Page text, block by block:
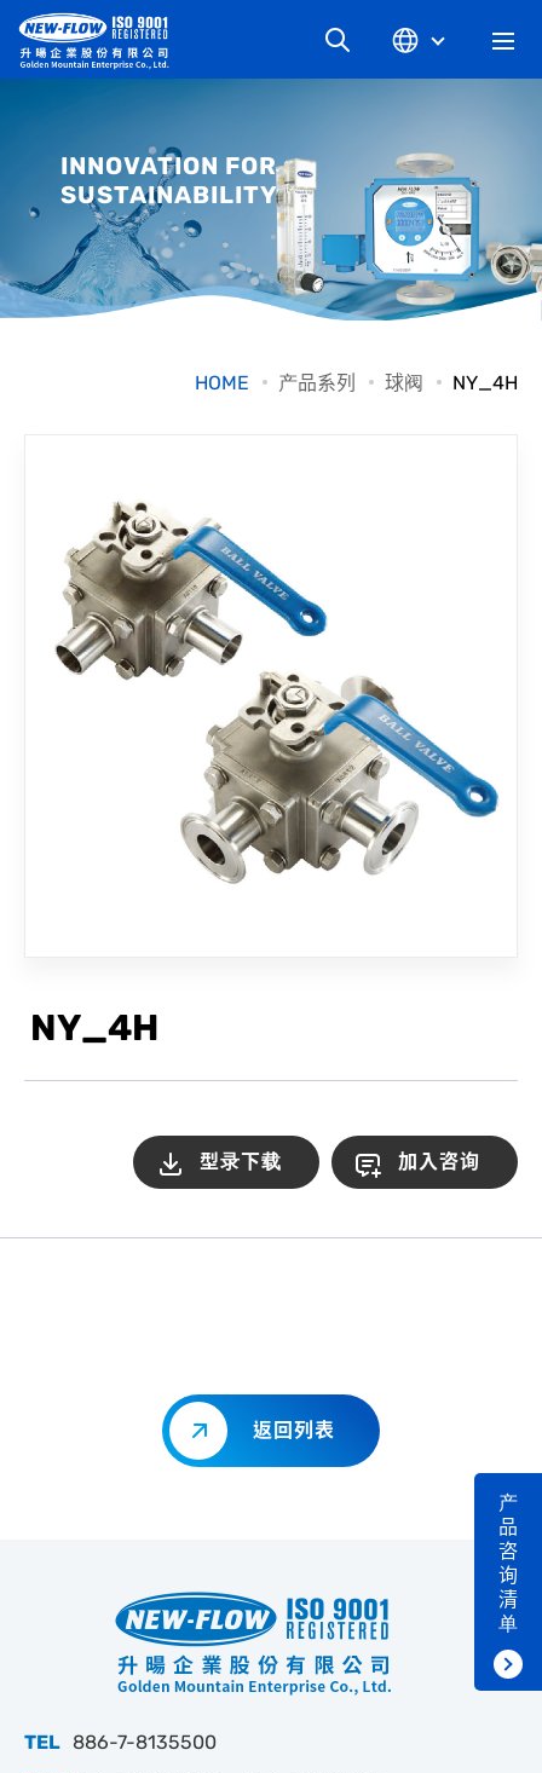
最新消息
知识文章
联络我们
INNOVATION FOR
SUSTAINABILITY
HOME 产品系列 球阀 NY_4H
NY_4H
型录下载 加入咨询
返回列表
产
品
咨
询
清
单
TEL 886-7-8135500